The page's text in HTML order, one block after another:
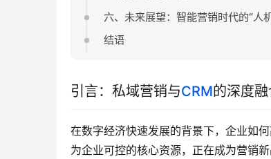
六、未来展望：智能营销时代的“人
结语
引言：私域营销与CRM的深度
在数字经济快速发展的背景下，企业如
为企业可控的核心资源，正在成为营销